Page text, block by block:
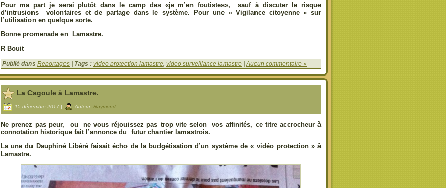
Pour ma part je serai plutôt dans le camp des «je m’en foutistes», sauf à discuter le risque
d’intrusions volontaires et de partage dans le système. Pour une « Vigilance citoyenne » sur
l’utilisation en quelque sorte.
Bonne promenade en Lamastre.
R Bouit
Publié dans Reportages | Tags : video protection lamastre, video surveillance lamastre |Aucun commentaire »
La Cagoule à Lamastre.
15 décembre 2017 | Auteur: Raymond
Ne prenez pas peur, ou ne vous réjouissez pas trop vite selon vos affinités, ce titre accrocheur à
connotation historique fait l’annonce du futur chantier lamastrois.
La une du Dauphiné Libéré faisait écho de la budgétisation d’un système de « vidéo protection » à
Lamastre.